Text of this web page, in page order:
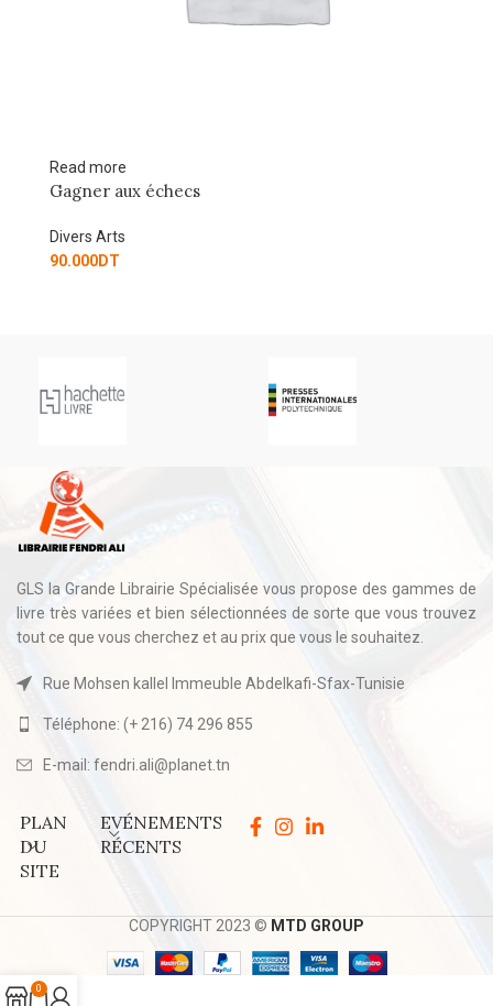
Read more
Gagner aux échecs
Divers Arts
90.000DT
GLS la Grande Librairie Spécialisée vous propose des gammes de
livre très variées et bien sélectionnées de sorte que vous trouvez
tout ce que vous cherchez et au prix que vous le souhaitez.
Rue Mohsen kallel Immeuble Abdelkafi-Sfax-Tunisie
Téléphone: (+ 216) 74 296 855
E-mail: fendri.ali@planet.tn
PLAN
DU
SITE
EVÉNEMENTS
RÉCENTS
COPYRIGHT 2023 © MTD GROUP
0